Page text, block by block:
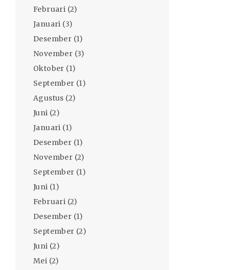
Februari (2)
Januari (3)
Desember (1)
November (3)
Oktober (1)
September (1)
Agustus (2)
Juni (2)
Januari (1)
Desember (1)
November (2)
September (1)
Juni (1)
Februari (2)
Desember (1)
September (2)
Juni (2)
Mei (2)